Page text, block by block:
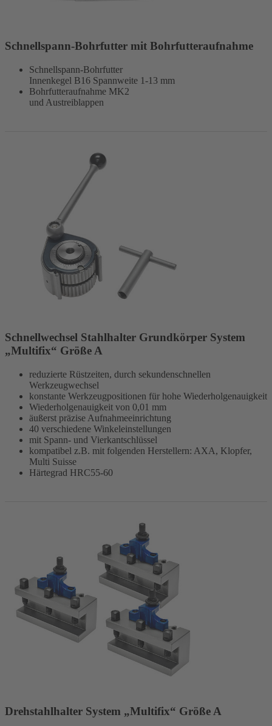
Schnellspann-Bohrfutter mit Bohrfutteraufnahme
Schnellspann-Bohrfutter
Innenkegel B16 Spannweite 1-13 mm
Bohrfutteraufnahme MK2
und Austreiblappen
Schnellwechsel Stahlhalter Grundkörper System
„Multifix“ Größe A
reduzierte Rüstzeiten, durch sekundenschnellen
Werkzeugwechsel
konstante Werkzeugpositionen für hohe Wiederholgenauigkeit
Wiederholgenauigkeit von 0,01 mm
äußerst präzise Aufnahmeeinrichtung
40 verschiedene Winkeleinstellungen
mit Spann- und Vierkantschlüssel
kompatibel z.B. mit folgenden Herstellern: AXA, Klopfer,
Multi Suisse
Härtegrad HRC55-60
Drehstahlhalter System „Multifix“ Größe A